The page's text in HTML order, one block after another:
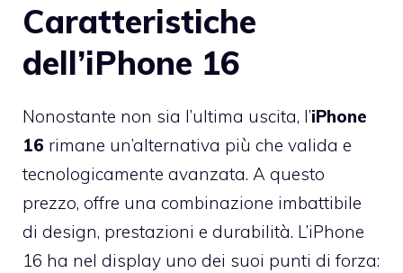
Caratteristiche
dell’iPhone 16
Nonostante non sia l’ultima uscita, l’iPhone
16 rimane un’alternativa più che valida e
tecnologicamente avanzata. A questo
prezzo, offre una combinazione imbattibile
di design, prestazioni e durabilità. L’iPhone
16 ha nel display uno dei suoi punti di forza: